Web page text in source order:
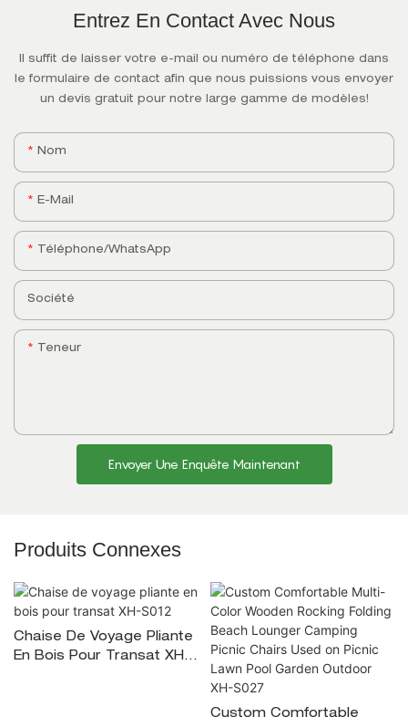
Entrez En Contact Avec Nous
Il suffit de laisser votre e-mail ou numéro de téléphone dans
le formulaire de contact afin que nous puissions vous envoyer
un devis gratuit pour notre large gamme de modèles!
Nom
E-Mail
Téléphone/WhatsApp
Société
Teneur
Envoyer Une Enquête Maintenant
Produits Connexes
Chaise De Voyage Pliante
En Bois Pour Transat XH-